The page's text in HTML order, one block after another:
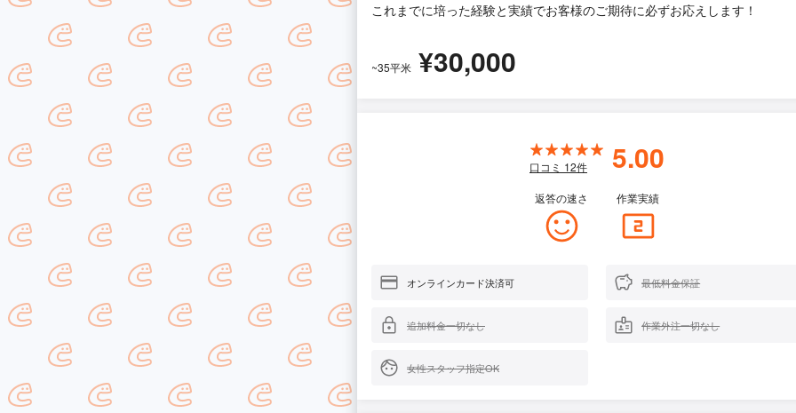
これまでに培った経験と実績でお客様のご期待に必ずお応えします！
~35平米 ¥30,000
口コミ 12件 5.00
返答の速さ 作業実績
オンラインカード決済可 最低料金保証
追加料金一切なし 作業外注一切なし
女性スタッフ指定OK